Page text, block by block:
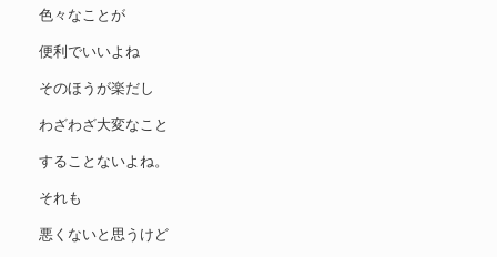
色々なことが
便利でいいよね
そのほうが楽だし
わざわざ大変なこと
することないよね。
それも
悪くないと思うけど